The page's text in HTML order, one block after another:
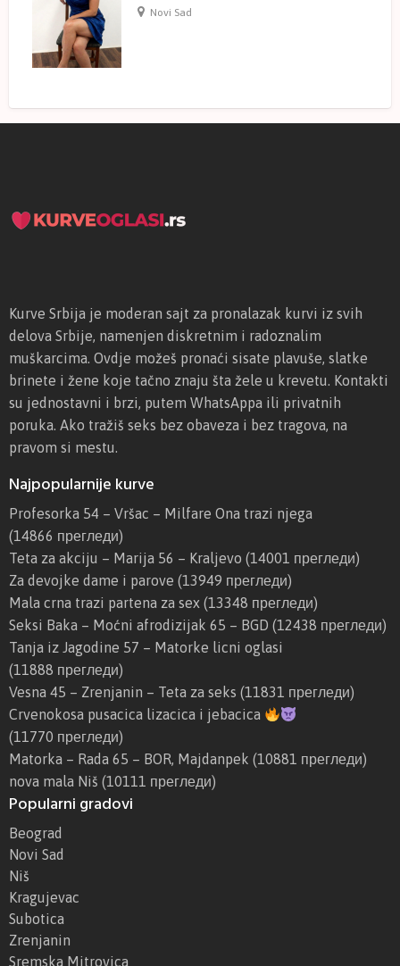
Novi Sad
Kurve Srbija je moderan sajt za pronalazak kurvi iz svih
delova Srbije, namenjen diskretnim i radoznalim
muškarcima. Ovdje možeš pronaći sisate plavuše, slatke
brinete i žene koje tačno znaju šta žele u krevetu. Kontakti
su jednostavni i brzi, putem WhatsAppa ili privatnih
poruka. Ako tražiš seks bez obaveza i bez tragova, na
pravom si mestu.
Najpopularnije kurve
Profesorka 54 – Vršac – Milfare Ona trazi njega
(14866 прегледи)
Teta za akciju – Marija 56 – Kraljevo (14001 прегледи)
Za devojke dame i parove (13949 прегледи)
Mala crna trazi partena za sex (13348 прегледи)
Seksi Baka – Moćni afrodizijak 65 – BGD (12438 прегледи)
Tanja iz Jagodine 57 – Matorke licni oglasi
(11888 прегледи)
Vesna 45 – Zrenjanin – Teta za seks (11831 прегледи)
Crvenokosa pusacica lizacica i jebacica
(11770 прегледи)
Matorka – Rada 65 – BOR, Majdanpek (10881 прегледи)
nova mala Niš (10111 прегледи)
Popularni gradovi
Beograd
Novi Sad
Niš
Kragujevac
Subotica
Zrenjanin
Sremska Mitrovica